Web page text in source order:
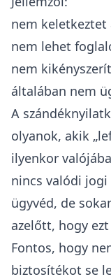
nem
nem lehet
nem
általában nem
A
olyanok, akik
ilyenkor
nincs valódi
ügyvéd, de
azelőtt, hogy
Fontos, hogy
biztosítékot se